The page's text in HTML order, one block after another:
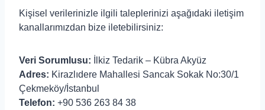
Kişisel verilerinizle ilgili taleplerinizi aşağıdaki iletişim
kanallarımızdan bize iletebilirsiniz:
Veri Sorumlusu: İlkiz Tedarik – Kübra Akyüz
Adres: Kirazlıdere Mahallesi Sancak Sokak No:30/1
Çekmeköy/İstanbul
Telefon: +90 536 263 84 38